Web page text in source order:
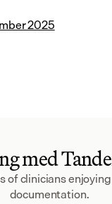
2025
med
of clinicians
documentation.